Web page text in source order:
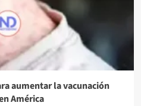
aumentar la vacunación
América